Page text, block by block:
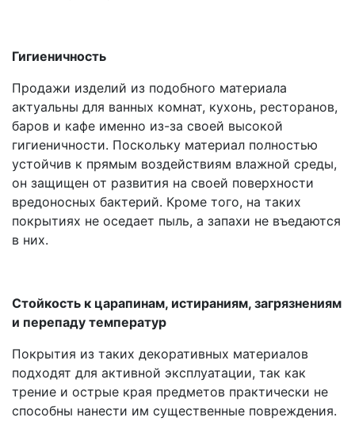
Гигиеничность
Продажи изделий из подобного материала
актуальны для ванных комнат, кухонь, ресторанов,
баров и кафе именно из-за своей высокой
гигиеничности. Поскольку материал полностью
устойчив к прямым воздействиям влажной среды,
он защищен от развития на своей поверхности
вредоносных бактерий. Кроме того, на таких
покрытиях не оседает пыль, а запахи не въедаются
в них.
Стойкость к царапинам, истираниям, загрязнениям
и перепаду температур
Покрытия из таких декоративных материалов
подходят для активной эксплуатации, так как
трение и острые края предметов практически не
способны нанести им существенные повреждения.